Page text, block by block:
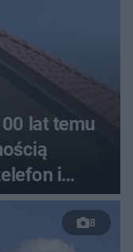
lat temu
i
8